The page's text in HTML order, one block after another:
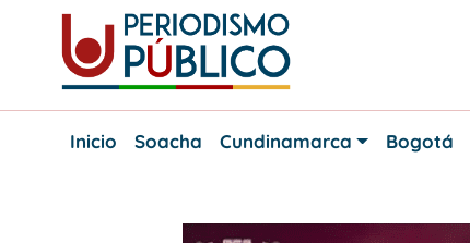
content
Periodismo
Noticias
Inicio
Soacha Cundinamarca Bogotá